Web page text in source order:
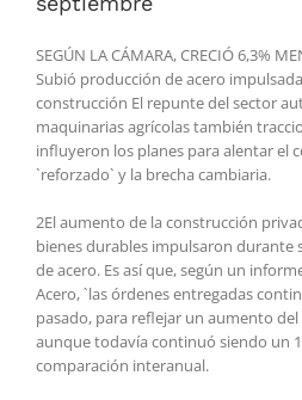
SEGÚN LA CÁMARA, CRECIÓ 6,3%
Subió producción de acero
construcción El repunte del sector
maquinarias agrícolas también
influyeron los planes para alentar el
`reforzado` y la brecha cambiaria.
2El aumento de la construcción
bienes durables impulsaron durante
de acero. Es así que, según un
Acero, `las órdenes entregadas
pasado, para reflejar un aumento
aunque todavía continuó siendo un
comparación interanual.